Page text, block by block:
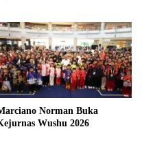
Norman Buka
Wushu 2026